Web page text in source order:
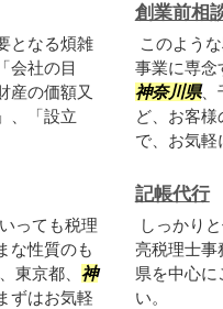
となる煩雑
会社の目
産の価額又
、「設立
創業前相
このよう
事業に専念
神奈川県、
ど、お客
で、お気軽
っても税理
な性質のも
東京都、 神
ずはお気軽
記帳代行
しっかり
亮税理士事
県を中心に
い。